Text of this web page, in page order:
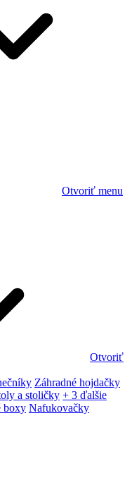
Otvoriť menu
Otvoriť
Záhradné hojdačky
a stoličky + 3 ďalšie
boxy Nafukovačky